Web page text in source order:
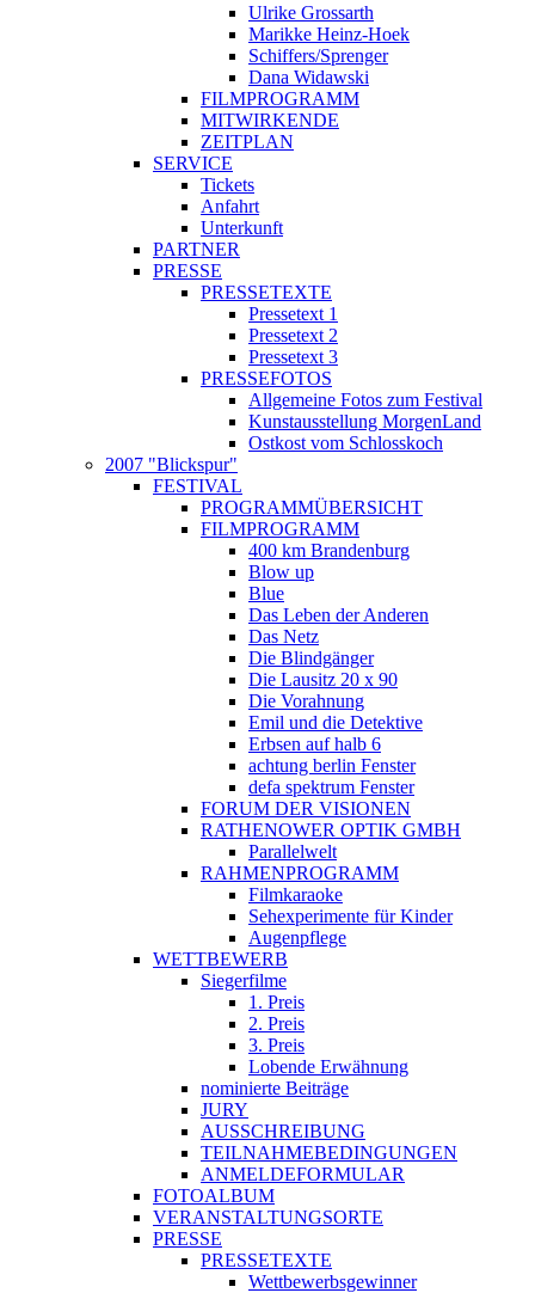
Ulrike Grossarth
Marikke Heinz-Hoek
Schiffers/Sprenger
Dana Widawski
FILMPROGRAMM
MITWIRKENDE
ZEITPLAN
SERVICE
Tickets
Anfahrt
Unterkunft
PARTNER
PRESSE
PRESSETEXTE
Pressetext 1
Pressetext 2
Pressetext 3
PRESSEFOTOS
Allgemeine Fotos zum Festival
Kunstausstellung MorgenLand
Ostkost vom Schlosskoch
2007 "Blickspur"
FESTIVAL
PROGRAMMÜBERSICHT
FILMPROGRAMM
400 km Brandenburg
Blow up
Blue
Das Leben der Anderen
Das Netz
Die Blindgänger
Die Lausitz 20 x 90
Die Vorahnung
Emil und die Detektive
Erbsen auf halb 6
achtung berlin Fenster
defa spektrum Fenster
FORUM DER VISIONEN
RATHENOWER OPTIK GMBH
Parallelwelt
RAHMENPROGRAMM
Filmkaraoke
Sehexperimente für Kinder
Augenpflege
WETTBEWERB
Siegerfilme
1. Preis
2. Preis
3. Preis
Lobende Erwähnung
nominierte Beiträge
JURY
AUSSCHREIBUNG
TEILNAHMEBEDINGUNGEN
ANMELDEFORMULAR
FOTOALBUM
VERANSTALTUNGSORTE
PRESSE
PRESSETEXTE
Wettbewerbsgewinner